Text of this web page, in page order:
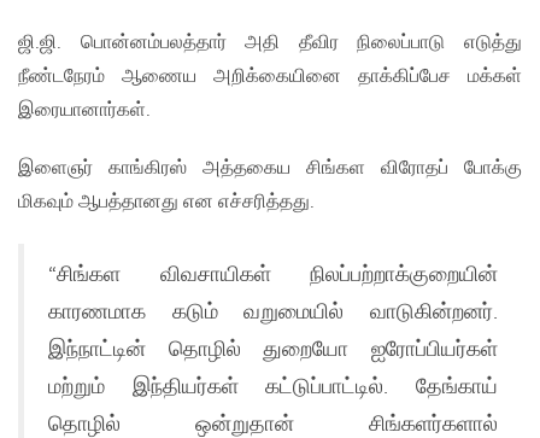
ஜி.ஜி. பொன்னம்பலத்தார் அதி தீவிர நிலைப்பாடு எடுத்து
நீண்டநேரம் ஆணைய அறிக்கையினை தாக்கிப்பேச மக்கள்
இரையானார்கள்.
இளைஞர் காங்கிரஸ் அத்தகைய சிங்கள விரோதப் போக்கு
மிகவும் ஆபத்தானது என எச்சரித்தது.
“சிங்கள விவசாயிகள் நிலப்பற்றாக்குறையின்
காரணமாக கடும் வறுமையில் வாடுகின்றனர்.
இந்நாட்டின் தொழில் துறையோ ஐரோப்பியர்கள்
மற்றும் இந்தியர்கள் கட்டுப்பாட்டில். தேங்காய்
தொழில் ஒன்றுதான் சிங்களர்களால்